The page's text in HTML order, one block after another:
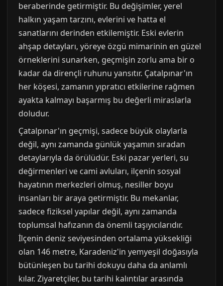
beraberinde getirmiştir. Bu değişimler, yerel
halkın yaşam tarzını, evlerini ve hatta el
sanatlarını derinden etkilemiştir. Eski evlerin
ahşap detayları, yöreye özgü mimarinin en güzel
örneklerini sunarken, geçmişin zorlu ama bir o
kadar da dirençli ruhunu yansıtır. Çatalpınar'ın
her köşesi, zamanın yıpratıcı etkilerine rağmen
ayakta kalmayı başarmış bu değerli miraslarla
doludur.
Çatalpınar'ın geçmişi, sadece büyük olaylarla
değil, aynı zamanda günlük yaşamın sıradan
detaylarıyla da örülüdür. Eski pazar yerleri, su
değirmenleri ve cami avluları, ilçenin sosyal
hayatının merkezleri olmuş, nesiller boyu
insanları bir araya getirmiştir. Bu mekanlar,
sadece fiziksel yapılar değil, aynı zamanda
toplumsal hafızanın da önemli taşıyıcılarıdır.
İlçenin deniz seviyesinden ortalama yüksekliği
olan 146 metre, Karadeniz'in yemyeşil doğasıyla
bütünleşen bu tarihi dokuyu daha da anlamlı
kılar. Ziyaretçiler, bu tarihi kalıntılar arasında